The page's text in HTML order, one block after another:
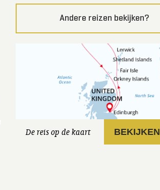
Andere reizen bekijken?
De reis op de kaart BEKIJKEN